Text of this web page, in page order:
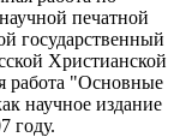
печатной
государственный
Христианской
работа "Основные
научное издание
году.